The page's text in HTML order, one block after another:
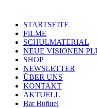
STARTSEITE
FILME
SCHULMATERIAL
NEUE VISIONEN
SHOP
NEWSLETTER
ÜBER UNS
KONTAKT
AKTUELL
Bar Buñuel